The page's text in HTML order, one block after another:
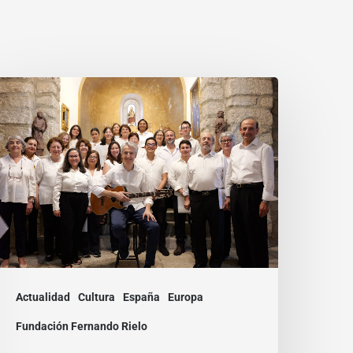
Actualidad Cultura España Europa
Fundación Fernando Rielo
Rielo